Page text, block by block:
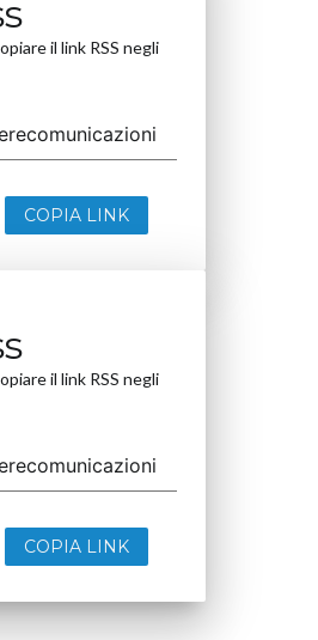
il link RSS negli
COPIA LINK
il link RSS negli
COPIA LINK